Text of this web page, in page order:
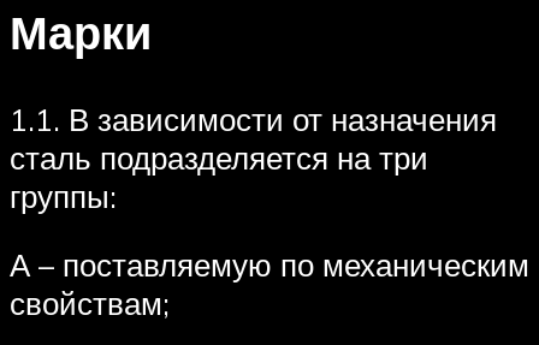
Марки
1.1. В зависимости от назначения
сталь подразделяется на три
группы:
А – поставляемую по механическим
свойствам;